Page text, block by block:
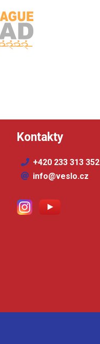
Kontakty
+420 233 313 352
info@veslo.cz